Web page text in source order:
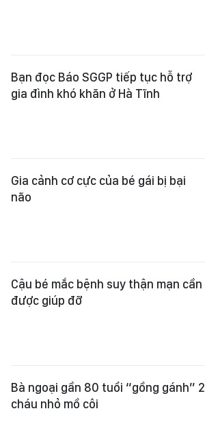
Bạn đọc Báo SGGP tiếp tục hỗ trợ
gia đình khó khăn ở Hà Tĩnh
Gia cảnh cơ cực của bé gái bị bại
não
Cậu bé mắc bệnh suy thận mạn cần
được giúp đỡ
Bà ngoại gần 80 tuổi “gồng gánh” 2
cháu nhỏ mồ côi